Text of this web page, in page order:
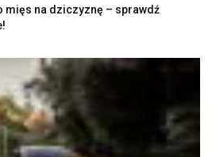
mięs na dziczyznę – sprawdź